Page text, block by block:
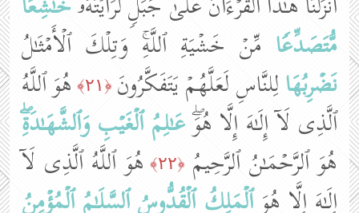
أَنزَلۡنَا هَـٰذَا ٱلۡقُرۡءَانَ عَلَىٰ جَبَلࣲ لَّرَأَیۡتَهُۥخَـٰشِعࣰا
مُّتَصَدِّعࣰا مِّنۡ خَشۡیَةِ ٱللَّهِۚ وَتِلۡكَ ٱلۡأَمۡثَـٰلُ
نَضۡرِبُهَا لِلنَّاسِ لَعَلَّهُمۡ یَتَفَكَّرُونَ ﴿٢١﴾
هُوَ ٱللَّهُ
ٱلَّذِی لَاۤ إِلَـٰهَ إِلَّا هُوَۖعَـٰلِمُ ٱلۡغَیۡبِ وَٱلشَّهَـٰدَةِۖ
هُوَ ٱلرَّحۡمَـٰنُ ٱلرَّحِیمُ ﴿٢٢﴾
هُوَ ٱللَّهُ ٱلَّذِی لَاۤ
إِلَـٰهَ إِلَّا هُوَٱلۡمَلِكُ ٱلۡقُدُّوسُ ٱلسَّلَـٰمُ ٱلۡمُؤۡمِنُ